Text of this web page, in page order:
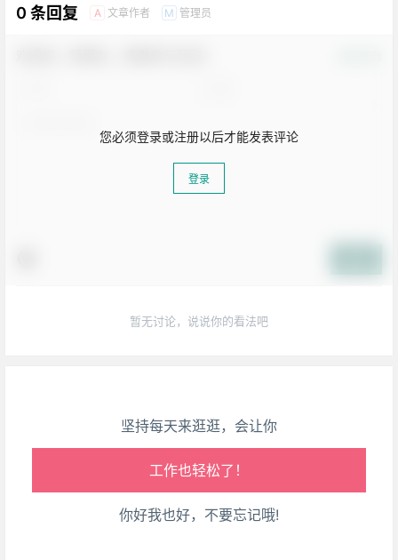
0 条回复 A 文章作者 M 管理员
您必须登录或注册以后才能发表评论
登录
暂无讨论，说说你的看法吧
坚持每天来逛逛，会让你
腰也不酸了！
工作也轻松了！
你好我也好，不要忘记哦!